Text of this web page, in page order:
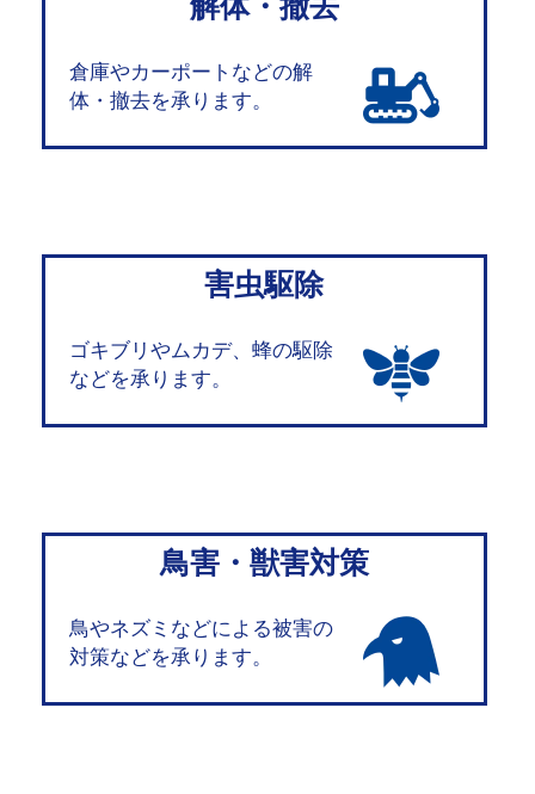
倉庫やカーポートなどの解
体・撤去を承ります。
害虫駆除
ゴキブリやムカデ、蜂の駆除
などを承ります。
鳥害・獣害対策
鳥やネズミなどによる被害の
対策などを承ります。